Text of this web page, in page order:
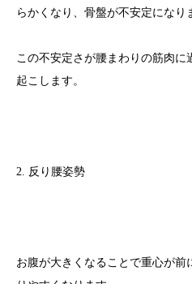
らかくなり、骨盤が不安定になり
この不安定さが腰まわりの筋肉に
起こします。
2. 反り腰姿勢
お腹が大きくなることで重心が前